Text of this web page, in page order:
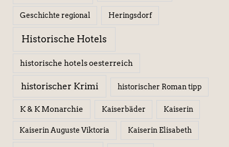
Geschichte regional Heringsdorf
Historische Hotels
historische hotels oesterreich
historischer Krimi historischer Roman tipp
K & K Monarchie Kaiserbäder Kaiserin
Kaiserin Auguste Viktoria Kaiserin Elisabeth